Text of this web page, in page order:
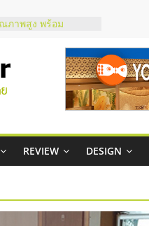
ภาพสูง พร้อม
ในไทยที่ไหนดี?
รให้คุ้มค่าและตอบ
มสภาพคล่องให้ธุรกิจ
นไชส์ยอนนี่
Up จับคู่แฟรน
REVIEW DESIGN